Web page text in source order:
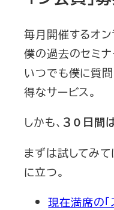
毎月開催するオン
僕の過去のセミナ
いつでも僕に質
得なサービス。
しかも、 ３０日間
まずは試してみ
に立つ。
現在満席の「